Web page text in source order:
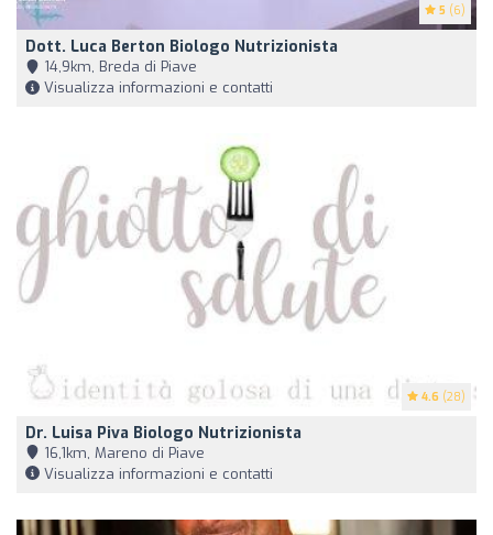
5 (6)
Dott. Luca Berton Biologo Nutrizionista
14,9km, Breda di Piave
Visualizza informazioni e contatti
4.6 (28)
Dr. Luisa Piva Biologo Nutrizionista
16,1km, Mareno di Piave
Visualizza informazioni e contatti